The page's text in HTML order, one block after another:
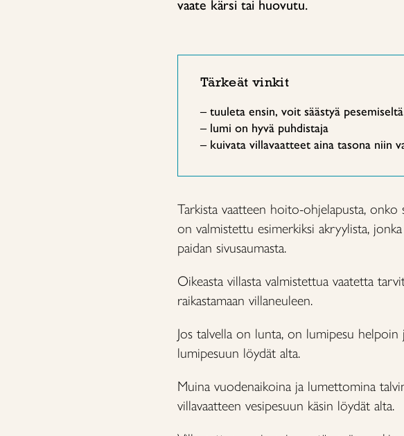
vaate kärsi tai huovutu.
Tärkeät vinkit
– tuuleta ensin, voit säästyä pesemiseltä
– lumi on hyvä puhdistaja
– kuivata villavaatteet aina tasona niin
Tarkista vaatteen hoito-ohjelapusta, onko
on valmistettu esimerkiksi akryylista,
paidan sivusaumasta.
Oikeasta villasta valmistettua vaatetta
raikastamaan villaneuleen.
Jos talvella on lunta, on lumipesu helpoin
lumipesuun löydät alta.
Muina vuodenaikoina ja lumettomina
villavaatteen vesipesuun käsin löydät alta.